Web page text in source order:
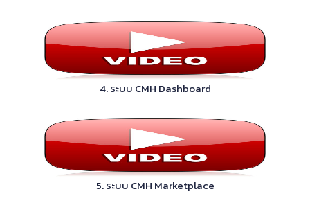
4. ระบบ CMH Dashboard
5. ระบบ CMH Marketplace